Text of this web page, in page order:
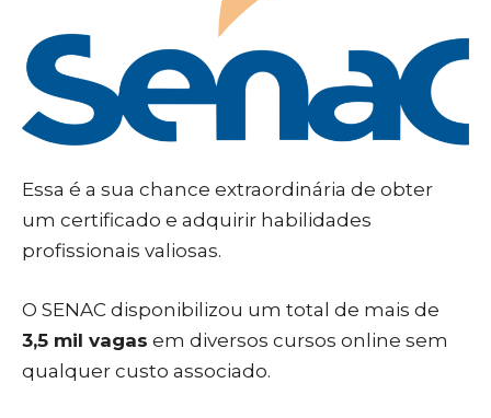
Essa é a sua chance extraordinária de obter
um certificado e adquirir habilidades
profissionais valiosas.
O SENAC disponibilizou um total de mais de
3,5 mil vagas em diversos cursos online sem
qualquer custo associado.